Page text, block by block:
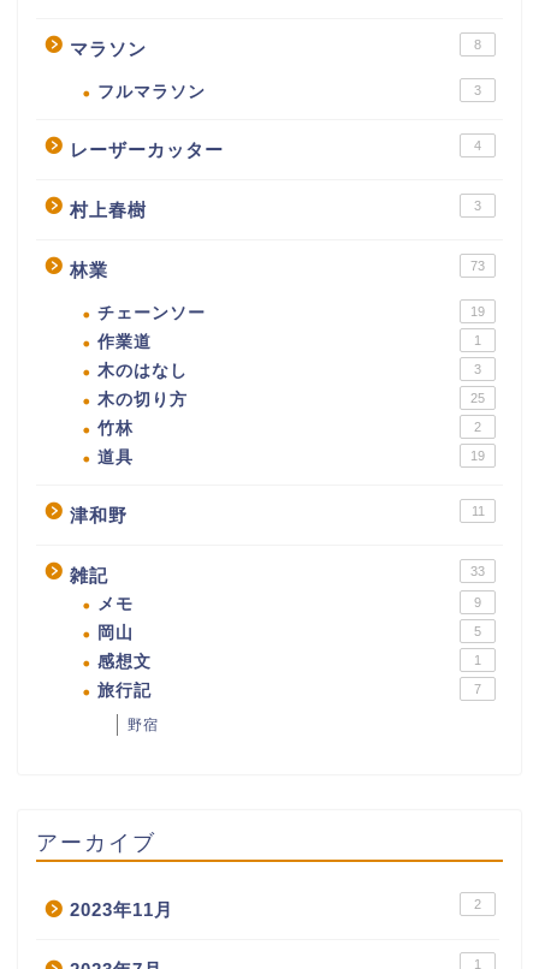
マラソン 8
フルマラソン 3
レーザーカッター 4
村上春樹 3
林業 73
チェーンソー 19
作業道 1
木のはなし 3
木の切り方 25
竹林 2
道具 19
津和野 11
雑記 33
メモ 9
岡山 5
感想文 1
旅行記 7
野宿
アーカイブ
2023年11月 2
1